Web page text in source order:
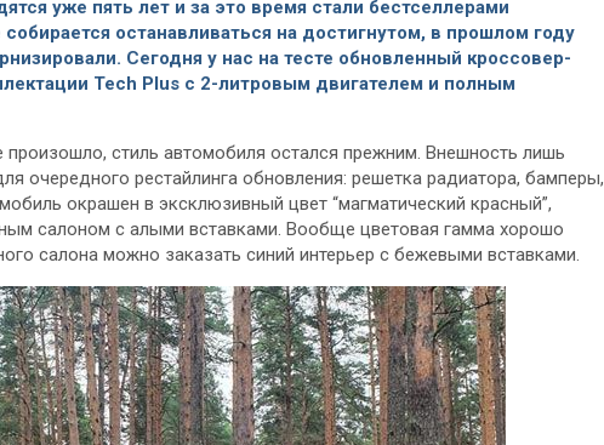
уже пять лет и за это время стали бестселлерами
останавливаться на достигнутом, в прошлом году
Сегодня у нас на тесте обновленный кроссовер-
Tech Plus c 2-литровым двигателем и полным
стиль автомобиля остался прежним. Внешность лишь
очередного рестайлинга обновления: решетка радиатора, бамперы,
окрашен в эксклюзивный цвет “магматический красный”,
салоном с алыми вставками. Вообще цветовая гамма хорошо
салона можно заказать синий интерьер с бежевыми вставками.